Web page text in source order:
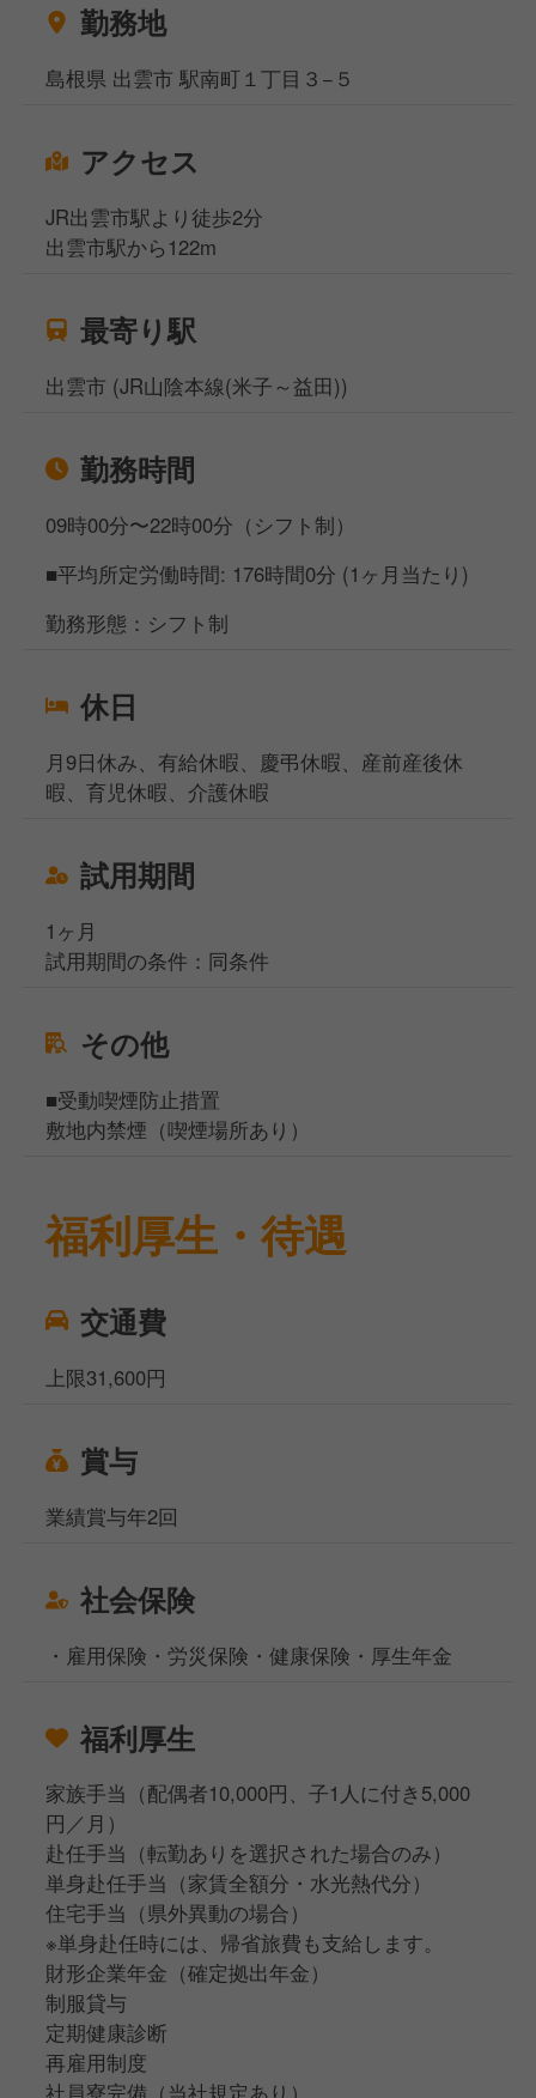
勤務地
島根県 出雲市 駅南町１丁目３−５
アクセス
JR出雲市駅より徒歩2分
出雲市駅から122m
最寄り駅
出雲市 (JR山陰本線(米子～益田))
勤務時間
09時00分〜22時00分（シフト制）
■平均所定労働時間: 176時間0分 (1ヶ月当たり)
勤務形態：シフト制
休日
月9日休み、有給休暇、慶弔休暇、産前産後休
暇、育児休暇、介護休暇
試用期間
1ヶ月
試用期間の条件：同条件
その他
■受動喫煙防止措置
敷地内禁煙（喫煙場所あり）
福利厚生・待遇
交通費
上限31,600円
賞与
業績賞与年2回
社会保険
・雇用保険・労災保険・健康保険・厚生年金
福利厚生
家族手当（配偶者10,000円、子1人に付き5,000
円／月）
赴任手当（転勤ありを選択された場合のみ）
単身赴任手当（家賃全額分・水光熱代分）
住宅手当（県外異動の場合）
※単身赴任時には、帰省旅費も支給します。
財形企業年金（確定拠出年金）
制服貸与
定期健康診断
再雇用制度